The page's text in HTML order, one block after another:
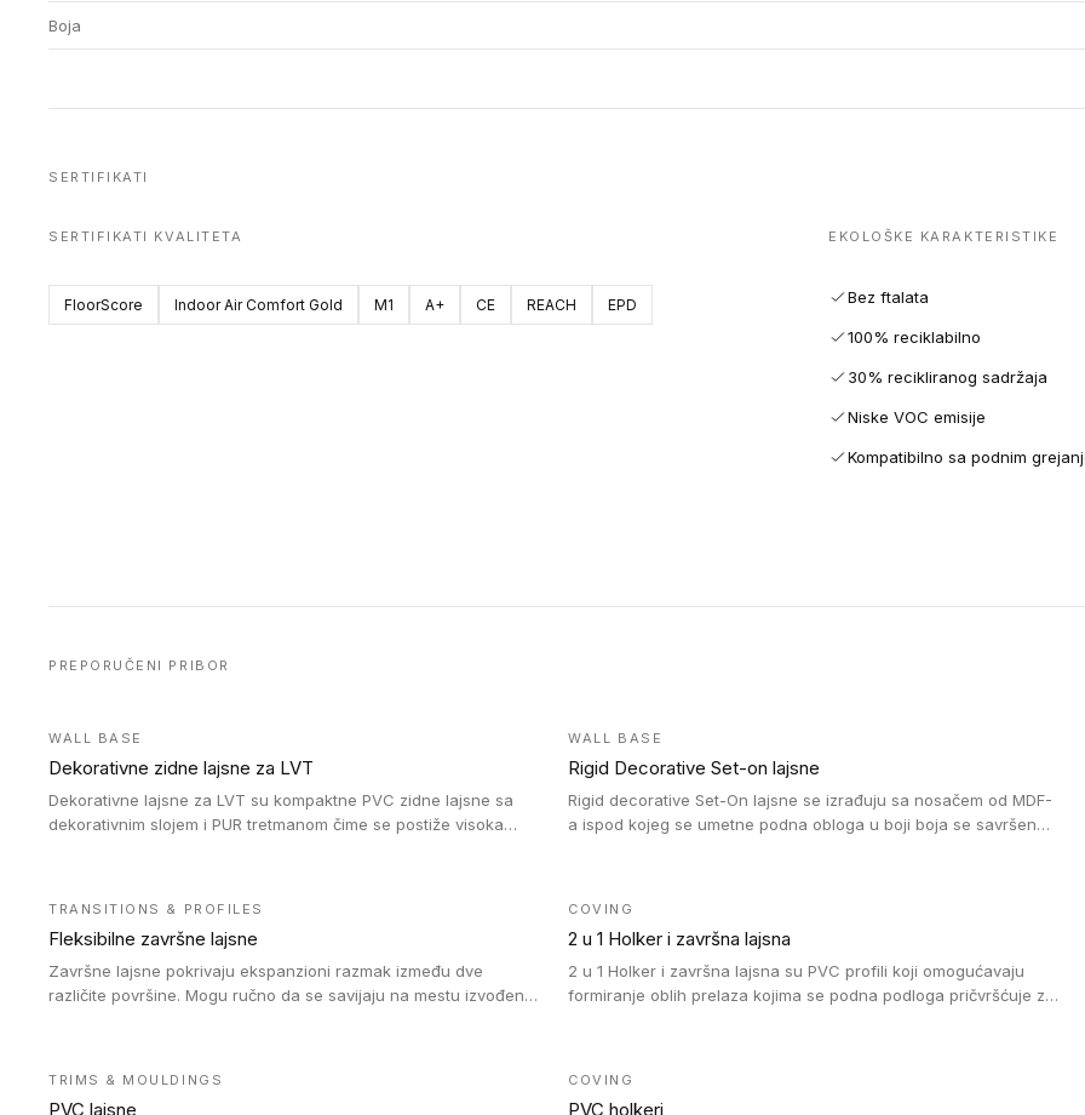
Boja
SERTIFIKATI
SERTIFIKATI KVALITETA
FloorScore Indoor Air Comfort Gold M1 A+ CE REACH EPD
EKOLOŠKE KARAKTERISTIKE
Bez ftalata
100% reciklabilno
30% recikliranog sadržaja
Niske VOC emisije
Kompatibilno sa podnim
PREPORUČENI PRIBOR
WALL BASE
Dekorativne zidne lajsne za LVT
Dekorativne lajsne za LVT su kompaktne PVC zidne lajsne sa
dekorativnim slojem i PUR tretmanom čime se postiže visoka
WALL BASE
Rigid Decorative Set-on lajsne
Rigid decorative Set-On lajsne se izrađuju sa nosačem od MDF-
a ispod kojeg se umetne podna obloga u boji boja se savršeno
TRANSITIONS & PROFILES
Fleksibilne završne lajsne
Završne lajsne pokrivaju ekspanzioni razmak između dve
različite površine. Mogu ručno da se savijaju na mestu izvođenja
COVING
2 u 1 Holker i završna lajsna
2 u 1 Holker i završna lajsna su PVC profili koji omogućavaju
formiranje oblih prelaza kojima se podna podloga pričvršćuje za
TRIMS & MOULDINGS
PVC lajsne
COVING
PVC holkeri